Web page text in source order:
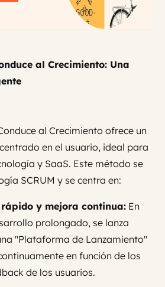
al Crecimiento: Una
al Crecimiento ofrece un
en el usuario, ideal para
y SaaS. Este método se
SCRUM y se centra en:
y mejora continua: En
prolongado, se lanza
"Plataforma de Lanzamiento"
en función de los
de los usuarios.